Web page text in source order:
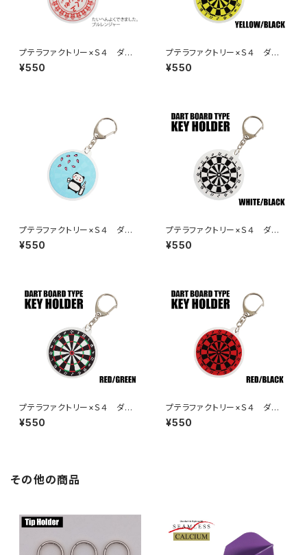
プテラファクトリー×Ｓ４ ダー
ツボード型キーホルダー たい
へんよくできました。ブルレンジ
¥550
プテラファクトリー×Ｓ４ ダー
ツボード型キーホルダー イエ
ロー／ブラック
¥550
プテラファクトリー×Ｓ４ ダー
ツボード型キーホルダー 酔っ
払いパンダ
¥550
プテラファクトリー×Ｓ４ ダー
ツボード型キーホルダー ホワ
イト／ブラック
¥550
プテラファクトリー×Ｓ４ ダー
ツボード型キーホルダー レッ
ド／グリーン
¥550
プテラファクトリー×Ｓ４ ダー
ツボード型キーホルダー レッ
ド／ブラック
¥550
その他の商品